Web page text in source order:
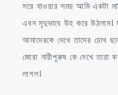
সরে যাওয়ার সময় আমি একটা
এবন মৃদুভাবে উহ করে উঠলাম।
আমাদেরকে দেখে তাদের চোখ
জোরা নারীপুরুষ কে দেখে তারা
লাগল।